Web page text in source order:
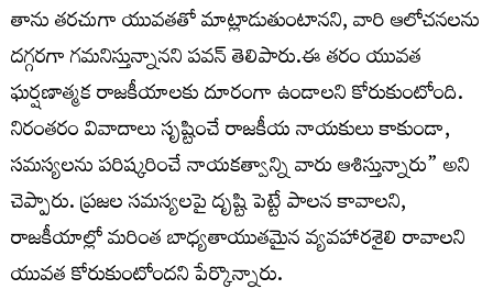
తాను తరచుగా యువతతో మాట్లాడుతుంటానని, వారి ఆలోచనలను
దగ్గరగా గమనిస్తున్నానని పవన్ తెలిపారు.ఈ తరం యువత
ఘర్షణాత్మక రాజకీయాలకు దూరంగా ఉండాలని కోరుకుంటోంది.
నిరంతరం వివాదాలు సృష్టించే రాజకీయ నాయకులు కాకుండా,
సమస్యలను పరిష్కరించే నాయకత్వాన్ని వారు ఆశిస్తున్నారు” అని
చెప్పారు. ప్రజల సమస్యలపై దృష్టి పెట్టే పాలన కావాలని,
రాజకీయాల్లో మరింత బాధ్యతాయుతమైన వ్యవహారశైలి రావాలని
యువత కోరుకుంటోందని పేర్కొన్నారు.